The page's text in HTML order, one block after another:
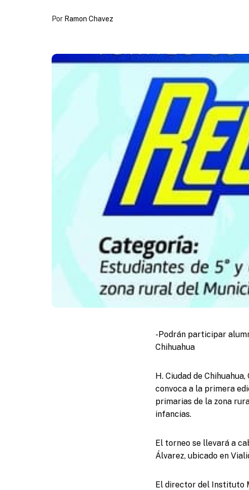
Por Ramon Chavez
-Podrán participar
Chihuahua
H. Ciudad de
convoca a la primera
primarias de la zona
infancias.
El torneo se llevará a
Álvarez, ubicado en
El director del Instituto